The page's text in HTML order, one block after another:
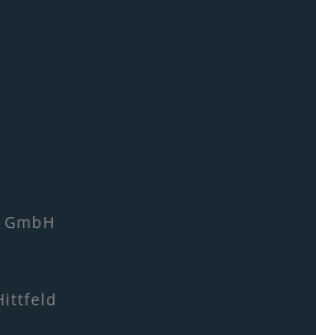
GmbH